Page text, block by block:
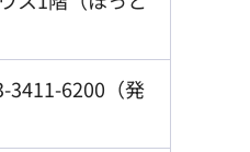
3411-6200（発